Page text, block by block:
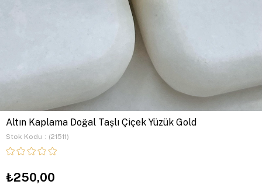
Altın Kaplama Doğal Taşlı Çiçek Yüzük Gold
Stok Kodu (21511)
₺250,00